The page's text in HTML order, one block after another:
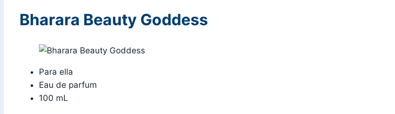
Bharara Beauty Goddess
Para ella
Eau de parfum
100 mL